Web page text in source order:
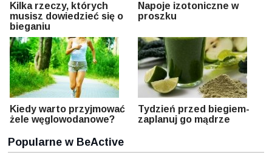
Kilka rzeczy, których
musisz dowiedzieć się o
bieganiu
Napoje izotoniczne w
proszku
Kiedy warto przyjmować
żele węglowodanowe?
Tydzień przed biegiem-
zaplanuj go mądrze
Popularne w BeActive